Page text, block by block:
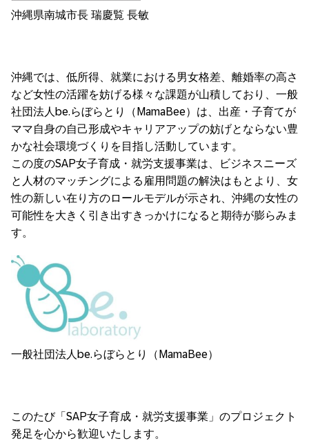
沖縄県南城市長 瑞慶覧 長敏
沖縄では、低所得、就業における男女格差、離婚率の高さ
など女性の活躍を妨げる様々な課題が山積しており、一般
社団法人be.らぼらとり（MamaBee）は、出産・子育てが
ママ自身の自己形成やキャリアアップの妨げとならない豊
かな社会環境づくりを目指し活動しています。
この度のSAP女子育成・就労支援事業は、ビジネスニーズ
と人材のマッチングによる雇用問題の解決はもとより、女
性の新しい在り方のロールモデルが示され、沖縄の女性の
可能性を大きく引き出すきっかけになると期待が膨らみま
す。
一般社団法人be.らぼらとり（MamaBee）
このたび「SAP女子育成・就労支援事業」のプロジェクト
発足を心から歓迎いたします。